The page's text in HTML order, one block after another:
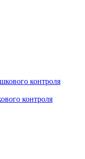
контроля